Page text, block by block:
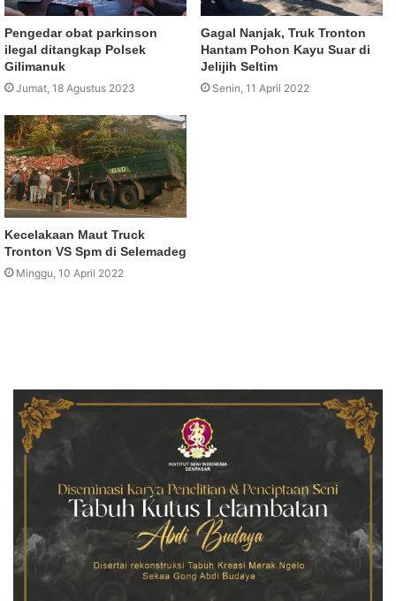
Pengedar obat parkinson
ilegal ditangkap Polsek
Gilimanuk
Jumat, 18 Agustus 2023
Gagal Nanjak, Truk Tronton
Hantam Pohon Kayu Suar di
Jelijih Seltim
Senin, 11 April 2022
Kecelakaan Maut Truck
Tronton VS Spm di Selemadeg
Minggu, 10 April 2022